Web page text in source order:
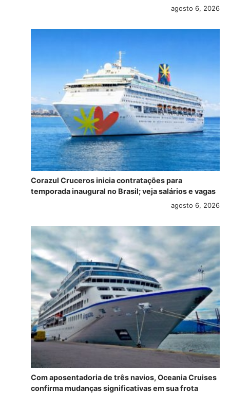
agosto 6, 2026
Corazul Cruceros inicia contratações para
temporada inaugural no Brasil; veja salários e vagas
agosto 6, 2026
Com aposentadoria de três navios, Oceania Cruises
confirma mudanças significativas em sua frota